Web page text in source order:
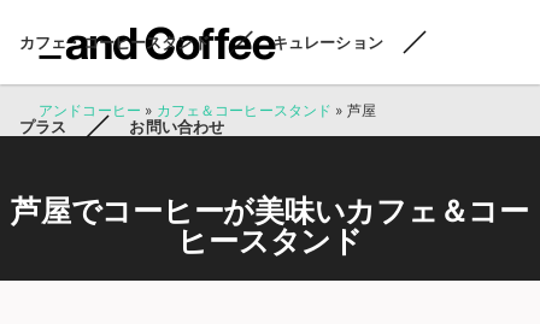
カフェ・コーヒースタンド キュレーション
プラス お問い合わせ
アンドコーヒー » カフェ＆コーヒースタンド » 芦屋
芦屋でコーヒーが美味いカフェ＆コー
ヒースタンド